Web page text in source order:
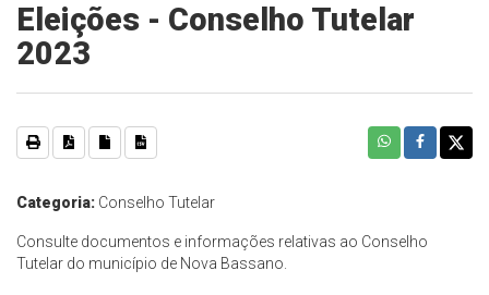
Eleições - Conselho Tutelar
2023
Categoria: Conselho Tutelar
Consulte documentos e informações relativas ao Conselho
Tutelar do município de Nova Bassano.